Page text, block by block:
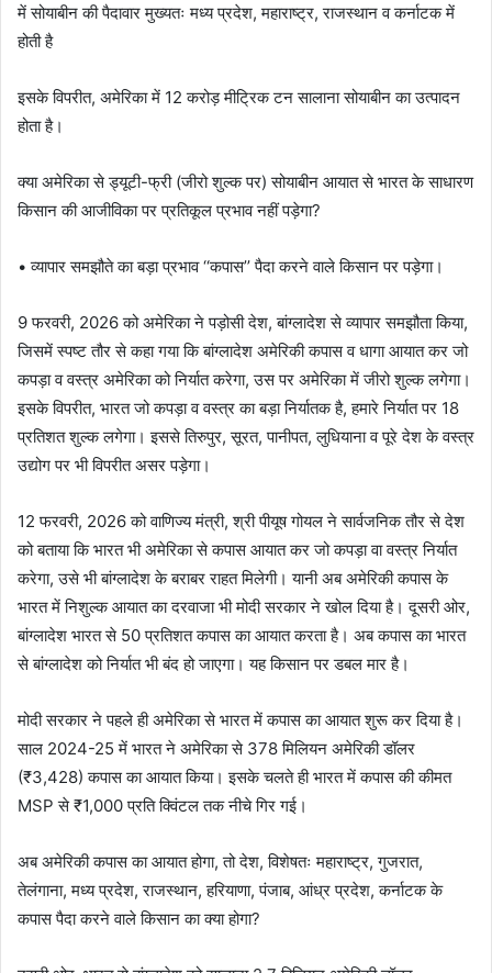
में सोयाबीन की पैदावार मुख्यतः मध्य प्रदेश, महाराष्ट्र, राजस्थान व कर्नाटक में
होती है
इसके विपरीत, अमेरिका में 12 करोड़ मीट्रिक टन सालाना सोयाबीन का उत्पादन
होता है।
क्या अमेरिका से ड्यूटी-फ्री (जीरो शुल्क पर) सोयाबीन आयात से भारत के साधारण
किसान की आजीविका पर प्रतिकूल प्रभाव नहीं पड़ेगा?
• व्यापार समझौते का बड़ा प्रभाव ‘‘कपास’’ पैदा करने वाले किसान पर पड़ेगा।
9 फरवरी, 2026 को अमेरिका ने पड़ोसी देश, बांग्लादेश से व्यापार समझौता किया,
जिसमें स्पष्ट तौर से कहा गया कि बांग्लादेश अमेरिकी कपास व धागा आयात कर जो
कपड़ा व वस्त्र अमेरिका को निर्यात करेगा, उस पर अमेरिका में जीरो शुल्क लगेगा।
इसके विपरीत, भारत जो कपड़ा व वस्त्र का बड़ा निर्यातक है, हमारे निर्यात पर 18
प्रतिशत शुल्क लगेगा। इससे तिरुपुर, सूरत, पानीपत, लुधियाना व पूरे देश के वस्त्र
उद्योग पर भी विपरीत असर पड़ेगा।
12 फरवरी, 2026 को वाणिज्य मंत्री, श्री पीयूष गोयल ने सार्वजनिक तौर से देश
को बताया कि भारत भी अमेरिका से कपास आयात कर जो कपड़ा वा वस्त्र निर्यात
करेगा, उसे भी बांग्लादेश के बराबर राहत मिलेगी। यानी अब अमेरिकी कपास के
भारत में निशुल्क आयात का दरवाजा भी मोदी सरकार ने खोल दिया है। दूसरी ओर,
बांग्लादेश भारत से 50 प्रतिशत कपास का आयात करता है। अब कपास का भारत
से बांग्लादेश को निर्यात भी बंद हो जाएगा। यह किसान पर डबल मार है।
मोदी सरकार ने पहले ही अमेरिका से भारत में कपास का आयात शुरू कर दिया है।
साल 2024-25 में भारत ने अमेरिका से 378 मिलियन अमेरिकी डॉलर
(₹3,428) कपास का आयात किया। इसके चलते ही भारत में कपास की कीमत
MSP से ₹1,000 प्रति क्विंटल तक नीचे गिर गई।
अब अमेरिकी कपास का आयात होगा, तो देश, विशेषतः महाराष्ट्र, गुजरात,
तेलंगाना, मध्य प्रदेश, राजस्थान, हरियाणा, पंजाब, आंध्र प्रदेश, कर्नाटक के
कपास पैदा करने वाले किसान का क्या होगा?